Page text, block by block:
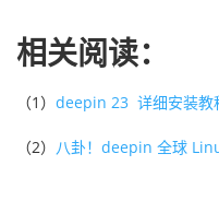
相关阅读：
（1） deepin 23 详细安装教
（2） 八卦！deepin 全球